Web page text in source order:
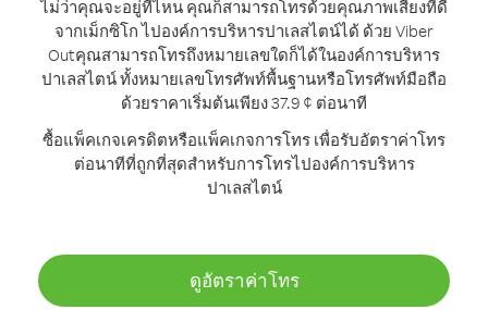
ไม่ว่าคุณจะอยู่ที่ไหน คุณก็สามารถโทรด้วยคุณภาพเสียงที่ดี
จากเม็กซิโก ไปองค์การบริหารปาเลสไตน์ได้ ด้วย Viber
Outคุณสามารถโทรถึงหมายเลขใดก็ได้ในองค์การบริหาร
ปาเลสไตน์ ทั้งหมายเลขโทรศัพท์พื้นฐานหรือโทรศัพท์มือถือ
ด้วยราคาเริ่มต้นเพียง 37.9 ¢ ต่อนาที
ซื้อแพ็คเกจเครดิตหรือแพ็คเกจการโทร เพื่อรับอัตราค่าโทร
ต่อนาทีที่ถูกที่สุดสำหรับการโทรไปองค์การบริหาร
ปาเลสไตน์
ดูอัตราค่าโทร